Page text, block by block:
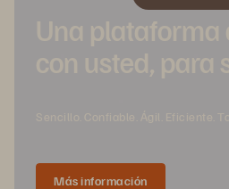
Una plataforma
con usted, para
Sencillo. Confiable. Ágil. Eficiente.
Más información